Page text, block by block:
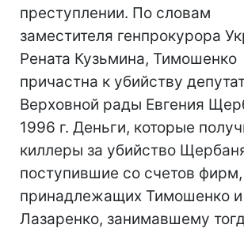
преступлении. По словам
заместителя генпрокурора
Рената Кузьмина, Тимошенко
причастна к убийству
Верховной рады Евгения
1996 г. Деньги, которые
киллеры за убийство
поступившие со счетов фирм,
принадлежащих Тимошенко
Лазаренко, занимавшему